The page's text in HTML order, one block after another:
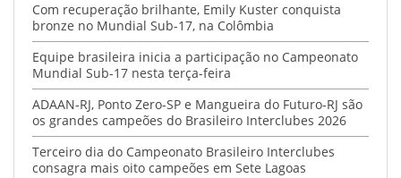
Com recuperação brilhante, Emily Kuster conquista
bronze no Mundial Sub-17, na Colômbia
Equipe brasileira inicia a participação no Campeonato
Mundial Sub-17 nesta terça-feira
ADAAN-RJ, Ponto Zero-SP e Mangueira do Futuro-RJ são
os grandes campeões do Brasileiro Interclubes 2026
Terceiro dia do Campeonato Brasileiro Interclubes
consagra mais oito campeões em Sete Lagoas